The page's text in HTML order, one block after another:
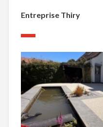
Entreprise Thiry